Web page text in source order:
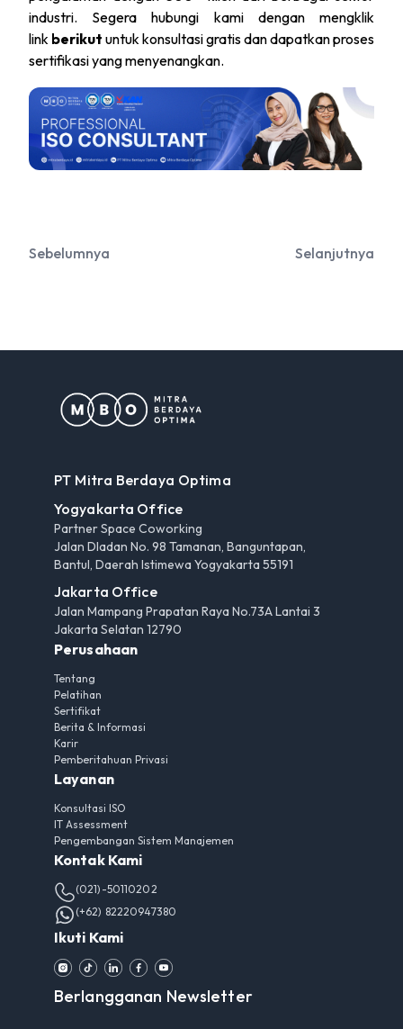
industri. Segera hubungi kami dengan mengklik
link berikut untuk konsultasi gratis dan dapatkan proses
sertifikasi yang menyenangkan.
Sebelumnya Selanjutnya
PT Mitra Berdaya Optima
Yogyakarta Office
Partner Space Coworking
Jalan Dladan No. 98 Tamanan, Banguntapan,
Bantul, Daerah Istimewa Yogyakarta 55191
Jakarta Office
Jalan Mampang Prapatan Raya No.73A Lantai 3
Jakarta Selatan 12790
Perusahaan
Tentang
Pelatihan
Sertifikat
Berita & Informasi
Karir
Pemberitahuan Privasi
Layanan
Konsultasi ISO
IT Assessment
Pengembangan Sistem Manajemen
Kontak Kami
(021)-50110202
(+62) 82220947380
Ikuti Kami
Berlangganan Newsletter